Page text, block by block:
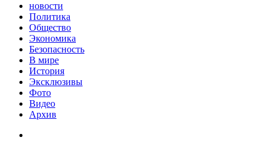
новости
Политика
Общество
Экономика
Безопасность
В мире
История
Эксклюзивы
Фото
Видео
Архив